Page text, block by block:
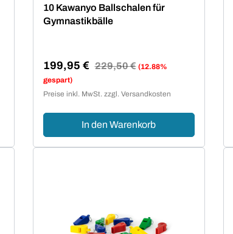
10 Kawanyo Ballschalen für
Gymnastikbälle
Verkaufspreis:
199,95 € Regulärer Preis:
229,50 € (12.88%
gespart)
Preise inkl. MwSt. zzgl. Versandkosten
In den Warenkorb